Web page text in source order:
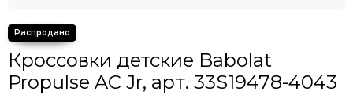
Кроссовки детские Babolat
Propulse AC Jr, арт. 33S19478-4043